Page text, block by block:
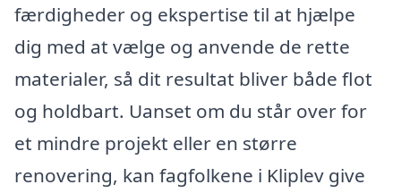
færdigheder og ekspertise til at hjælpe
dig med at vælge og anvende de rette
materialer, så dit resultat bliver både flot
og holdbart. Uanset om du står over for
et mindre projekt eller en større
renovering, kan fagfolkene i Kliplev give